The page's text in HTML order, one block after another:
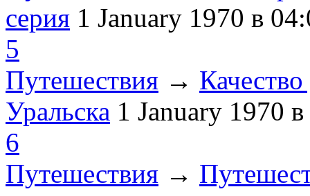
серия 1 January 1970 в
5
Путешествия →
Уральска 1 January 1970
6
Путешествия →